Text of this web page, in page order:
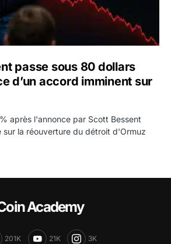
passe sous 80 dollars
d’un accord imminent sur
après l'annonce par Scott Bessent
la réouverture du détroit d'Ormuz
Academy
201K 21K 3K